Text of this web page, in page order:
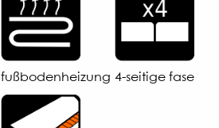
fußbodenheizung 4-seitige fase